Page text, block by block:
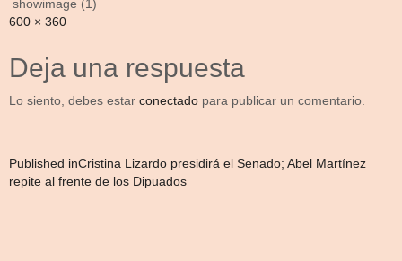
showimage (1)
Full
600 × 360
Deja una respuesta
Lo siento, debes estar conectado para publicar un comentario.
Navegación
de
Published inCristina Lizardo presidirá el Senado; Abel Martínez
repite al frente de los Dipuados